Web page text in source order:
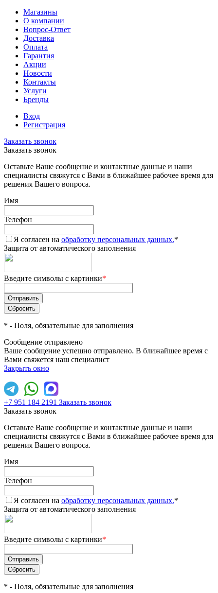
Магазины
О компании
Вопрос-Ответ
Доставка
Оплата
Гарантия
Акции
Новости
Контакты
Услуги
Бренды
Вход
Регистрация
Заказать звонок
Заказать звонок
Оставьте Ваше сообщение и контактные данные и наши
специалисты свяжутся с Вами в ближайшее рабочее время для
решения Вашего вопроса.
Имя
Телефон
Я согласен на обработку персональных данных.*
Защита от автоматического заполнения
Введите символы с картинки*
* - Поля, обязательные для заполнения
Сообщение отправлено
Ваше сообщение успешно отправлено. В ближайшее время с
Вами свяжется наш специалист
Закрыть окно
+7 951 184 2191 Заказать звонок
Заказать звонок
Оставьте Ваше сообщение и контактные данные и наши
специалисты свяжутся с Вами в ближайшее рабочее время для
решения Вашего вопроса.
Имя
Телефон
Я согласен на обработку персональных данных.*
Защита от автоматического заполнения
Введите символы с картинки*
* - Поля, обязательные для заполнения